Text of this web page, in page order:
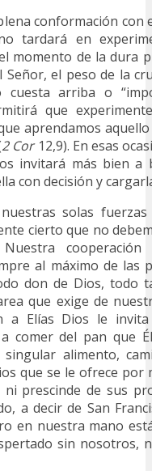
conformación con
tardará en
momento de la dura
el peso de la
arriba o
que
aprendamos
2 Cor12,9). En esas
invitará más bien a
con decisión y
solas
cierto que no
cooperación
al máximo de las
don de Dios, todo
que exige de
a Elías Dios le
comer del pan que
alimento,
que se le ofrece por
prescinde de sus
a decir de San
en nues­tra mano
sin nosotros,